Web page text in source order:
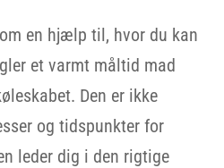
en hjælp til, hvor du kan
et varmt måltid mad
Den er ikke
og tidspunkter for
leder dig i den rigtige